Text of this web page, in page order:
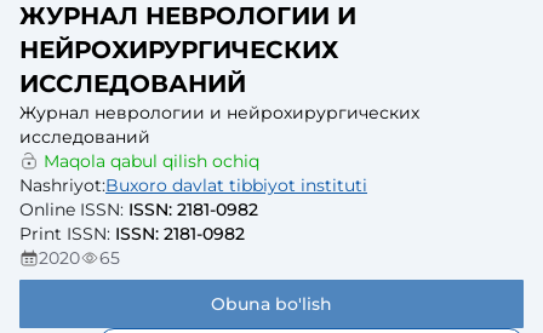
ЖУРНАЛ НЕВРОЛОГИИ И
НЕЙРОХИРУРГИЧЕСКИХ
ИССЛЕДОВАНИЙ
Журнал неврологии и нейрохирургических
исследований
Maqola qabul qilish ochiq
Nashriyot:Buxoro davlat tibbiyot instituti
Online ISSN: ISSN: 2181-0982
Print ISSN: ISSN: 2181-0982
2020
65
Obuna bo'lish